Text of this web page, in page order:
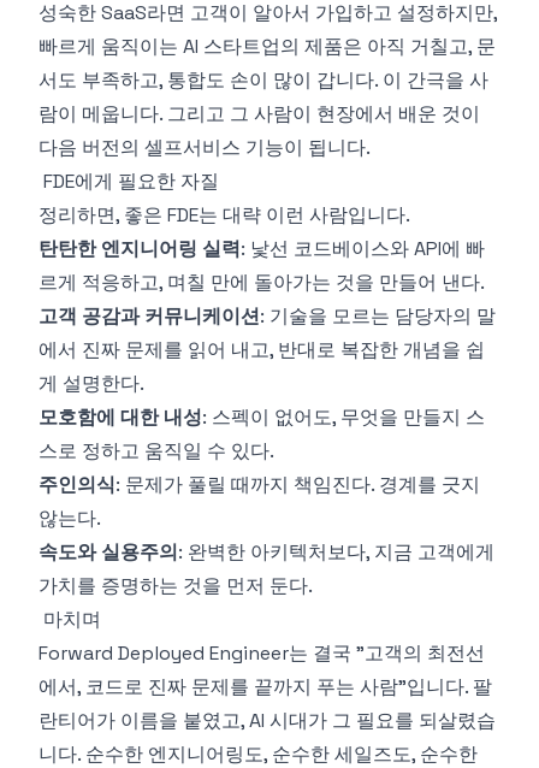
성숙한 SaaS라면 고객이 알아서 가입하고 설정하지만,
빠르게 움직이는 AI 스타트업의 제품은 아직 거칠고, 문
서도 부족하고, 통합도 손이 많이 갑니다. 이 간극을 사
람이 메웁니다. 그리고 그 사람이 현장에서 배운 것이
다음 버전의 셀프서비스 기능이 됩니다.
FDE에게 필요한 자질
정리하면, 좋은 FDE는 대략 이런 사람입니다.
탄탄한 엔지니어링 실력: 낯선 코드베이스와 API에 빠
르게 적응하고, 며칠 만에 돌아가는 것을 만들어 낸다.
고객 공감과 커뮤니케이션: 기술을 모르는 담당자의 말
에서 진짜 문제를 읽어 내고, 반대로 복잡한 개념을 쉽
게 설명한다.
모호함에 대한 내성: 스펙이 없어도, 무엇을 만들지 스
스로 정하고 움직일 수 있다.
주인의식: 문제가 풀릴 때까지 책임진다. 경계를 긋지
않는다.
속도와 실용주의: 완벽한 아키텍처보다, 지금 고객에게
가치를 증명하는 것을 먼저 둔다.
마치며
Forward Deployed Engineer는 결국 "고객의 최전선
에서, 코드로 진짜 문제를 끝까지 푸는 사람"입니다. 팔
란티어가 이름을 붙였고, AI 시대가 그 필요를 되살렸습
니다. 순수한 엔지니어링도, 순수한 세일즈도, 순수한